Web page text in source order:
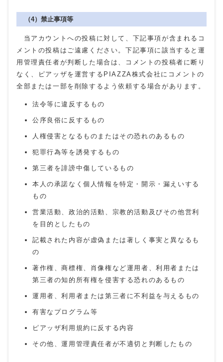
（4）禁止事項等
当アカウントへの投稿に対して、下記事項が含まれるコ
メントの投稿はご遠慮ください。下記事項に該当すると運
用管理責任者が判断した場合は、コメントの投稿者に断り
なく、ピアッザを運営するPIAZZA株式会社にコメントの
全部または一部を削除するよう依頼する場合があります。
法令等に違反するもの
公序良俗に反するもの
人権侵害となるものまたはその恐れのあるもの
犯罪行為等を誘発するもの
第三者を誹謗中傷しているもの
本人の承諾なく個人情報を特定・開示・漏えいする
もの
営業活動、政治的活動、宗教的活動及びその他営利
を目的としたもの
記載された内容が虚偽または著しく事実と異なるも
の
著作権、商標権、肖像権など運用者、利用者または
第三者の知的所有権を侵害する恐れのあるもの
運用者、利用者または第三者に不利益を与えるもの
有害なプログラム等
ピアッザ利用規約に反する内容
その他、運用管理責任者が不適切と判断したもの